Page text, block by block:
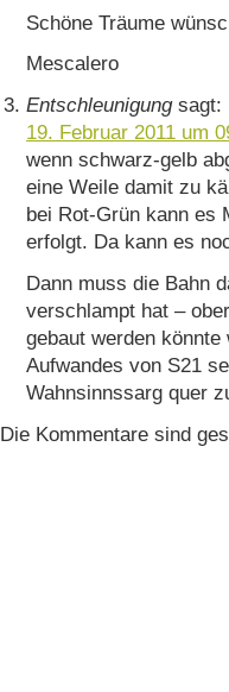
Schöne Träume
Mescalero
Entschleunigung sagt:
19. Februar 2011 um
wenn schwarz-gelb
eine Weile damit zu
bei Rot-Grün kann es
erfolgt. Da kann es
Dann muss die Bahn
verschlampt hat –
gebaut werden
Aufwandes von S21
Wahnsinnssarg quer
Die Kommentare sind